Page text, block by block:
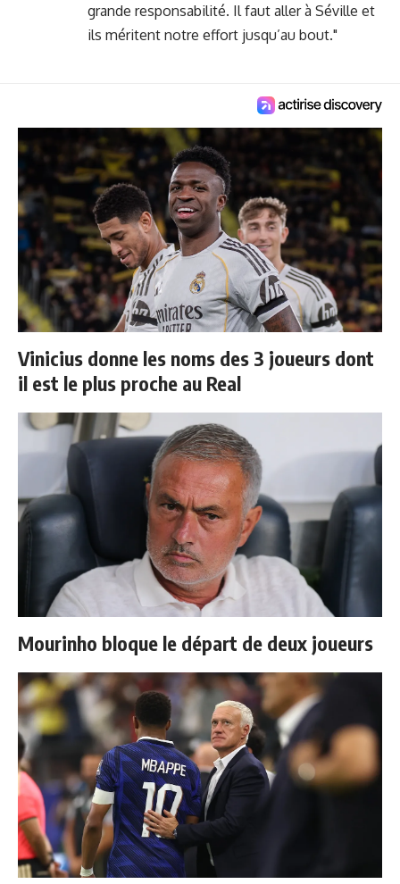
grande responsabilité. Il faut aller à Séville et
ils méritent notre effort jusqu’au bout."
Vinicius donne les noms des 3 joueurs dont
il est le plus proche au Real
Mourinho bloque le départ de deux joueurs